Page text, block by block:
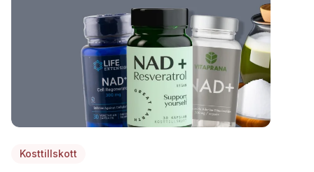
Kosttillskott